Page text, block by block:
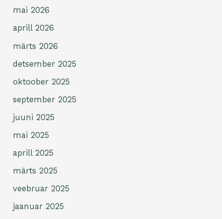
mai 2026
aprill 2026
märts 2026
detsember 2025
oktoober 2025
september 2025
juuni 2025
mai 2025
aprill 2025
märts 2025
veebruar 2025
jaanuar 2025